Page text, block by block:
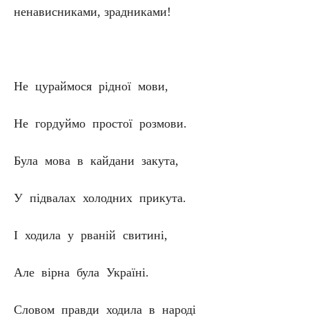
ненависниками, зрадниками!
Не цураймося рідної мови,
Не гордуймо простої розмови.
Була мова в кайдани закута,
У підвалах холодних прикута.
І ходила у рваній свитині,
Але вірна була Україні.
Словом правди ходила в народі